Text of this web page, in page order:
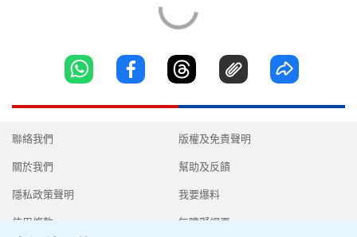
聯絡我們
關於我們
隱私政策聲明
使用條款
版權及免責聲明
幫助及反饋
我要爆料
無障礙網頁